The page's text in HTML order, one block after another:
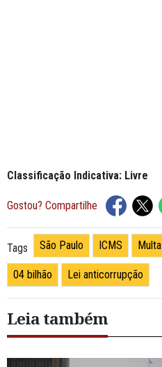
Classificação Indicativa: Livre
Gostou? Compartilhe
Tags São Paulo ICMS Multa
04 bilhão Lei anticorrupção
Leia também